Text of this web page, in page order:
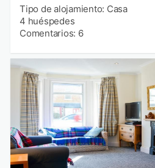
Tipo de alojamiento: Casa
4 huéspedes
Comentarios: 6